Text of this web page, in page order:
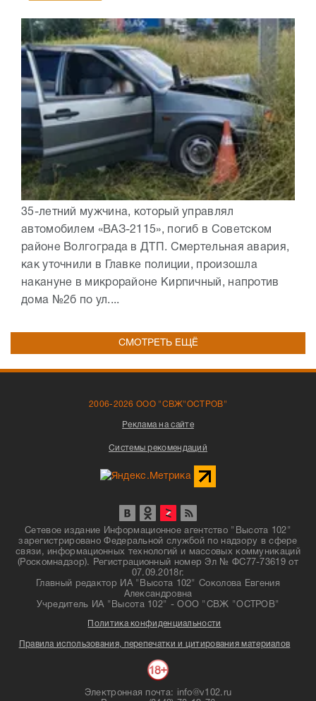
35-летний мужчина, который управлял
автомобилем «ВАЗ-2115», погиб в Советском
районе Волгограда в ДТП. Смертельная авария,
как уточнили в Главке полиции, произошла
накануне в микрорайоне Кирпичный, напротив
дома №2б по ул....
СМОТРЕТЬ ЕЩЁ
2006-2026 ООО "СВЖ"ОСТРОВ"
Реклама на сайте
Системы рекомендаций
Сетевое издание Информационное агентство "Высота 102"
зарегистрировано Федеральной службой по надзору в сфере
связи, информационных технологий и массовых коммуникаций
(Роскомнадзор). Регистрационный номер Эл № ФС77-73619 от
07.09.2018г.
Главный редактор ИА "Высота 102" Соколова Евгения
Александровна
Учредитель ИА "Высота 102" - ООО "СВЖ "ОСТРОВ"
Политика конфиденциальности
Правила использования, перепечатки и цитирования материалов
Электронная почта: info@v102.ru